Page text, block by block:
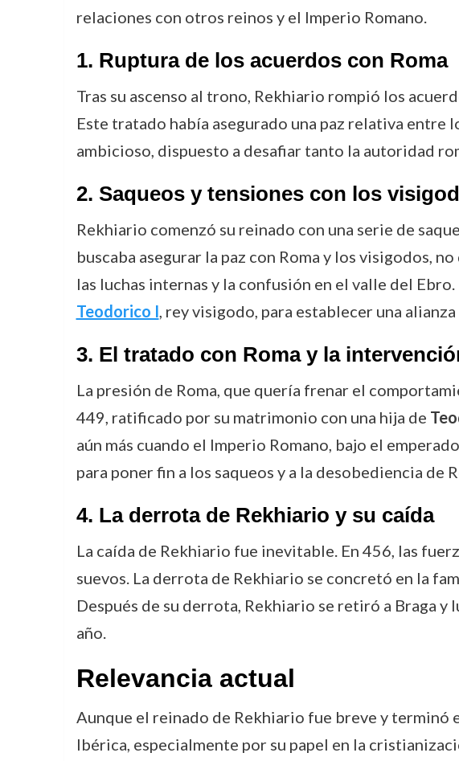
relaciones con otros reinos y el Imperio Romano.
1. Ruptura de los acuerdos con Roma
Tras su ascenso al trono, Rekhiario rompió los
Este tratado había asegurado una paz relativa entre
ambicioso, dispuesto a desafiar tanto la autoridad
2. Saqueos y tensiones con los
Rekhiario comenzó su reinado con una serie de
buscaba asegurar la paz con Roma y los visigodos,
las luchas internas y la confusión en el valle del
Teodorico I, rey visigodo, para establecer una
3. El tratado con Roma y la
La presión de Roma, que quería frenar el
449, ratificado por su matrimonio con una hija de
aún más cuando el Imperio Romano, bajo el
para poner fin a los saqueos y a la desobediencia de
4. La derrota de Rekhiario y su caída
La caída de Rekhiario fue inevitable. En 456, las
suevos. La derrota de Rekhiario se concretó en la
Después de su derrota, Rekhiario se retiró a Braga
año.
Relevancia actual
Aunque el reinado de Rekhiario fue breve y terminó
Ibérica, especialmente por su papel en la